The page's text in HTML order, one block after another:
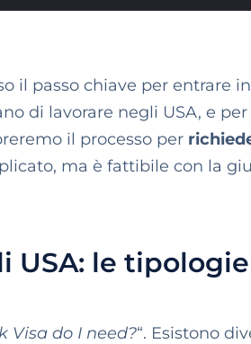
il passo chiave per entrare
di lavorare negli USA, e
il processo per
ma è fattibile con la
USA: le tipologie
Visa do I need?“. Esistono